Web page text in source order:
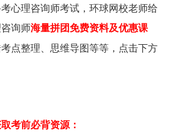
心理咨询师考试，环球网校老师给
询师海量拼团免费资料及优惠课
点整理、思维导图等等，点击下方
考前必背资源：